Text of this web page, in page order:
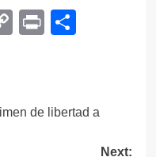
Copy
Print
de libertad a
Next: